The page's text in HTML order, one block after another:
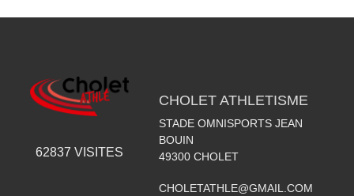
62837 VISITES
CHOLET ATHLETISME
STADE OMNISPORTS JEAN
BOUIN
49300 CHOLET
CHOLETATHLE@GMAIL.COM